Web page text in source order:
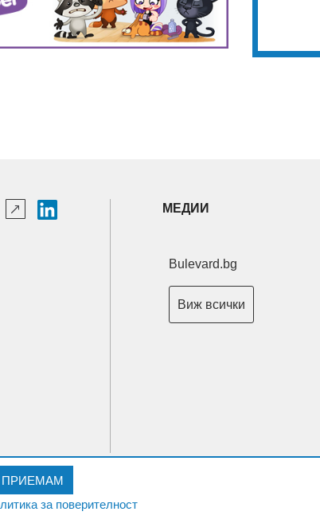
ПРИЕМАМ
за поверителност
МЕДИИ
Bulevard.bg
Виж всички
© 2026 Ксениум ООД. Всички права запазени.
XeniumCompany.com